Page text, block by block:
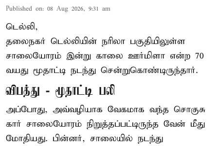
Published on: 08 Aug 2026, 9:31 am
டெல்லி,
தலைநகர் டெல்லியின் நரிலா பகுதியிலுள்ள
சாலையோரம் இன்று காலை ஊர்மிளா என்ற 70
வயது மூதாட்டி நடந்து சென்றுகொண்டிருந்தார்.
விபத்து - மூதாட்டி பலி
அப்போது, அவ்வழியாக வேகமாக வந்த சொகுசு
கார் சாலையோரம் நிறுத்தப்பட்டிருந்த வேன் மீது
மோதியது. பின்னர், சாலையில் நடந்து